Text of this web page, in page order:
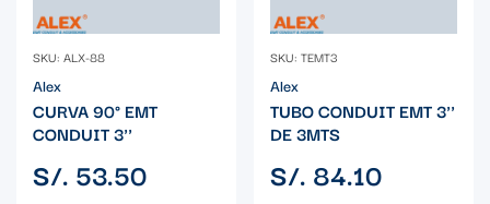
SKU: ALX-88
Alex
CURVA 90° EMT
CONDUIT 3''
Precio
regular
S/. 53.50
SKU: TEMT3
Alex
TUBO CONDUIT EMT 3''
DE 3MTS
Precio
regular
S/. 84.10